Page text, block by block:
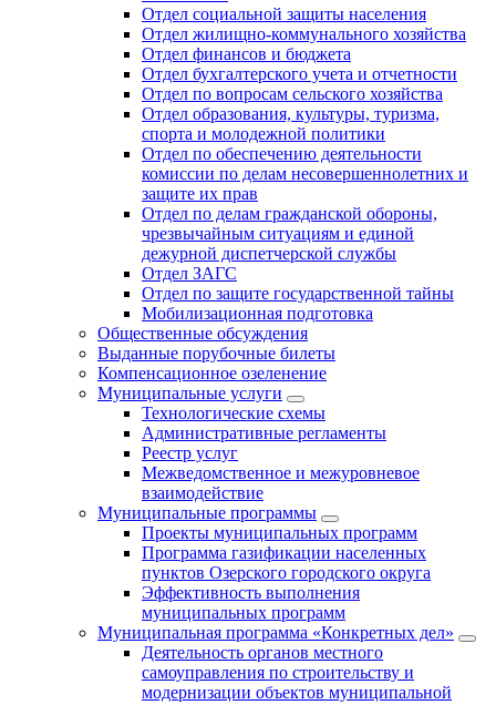
Отдел социальной защиты населения
Отдел жилищно-коммунального хозяйства
Отдел финансов и бюджета
Отдел бухгалтерского учета и отчетности
Отдел по вопросам сельского хозяйства
Отдел образования, культуры, туризма,
спорта и молодежной политики
Отдел по обеспечению деятельности
комиссии по делам несовершеннолетних и
защите их прав
Отдел по делам гражданской обороны,
чрезвычайным ситуациям и единой
дежурной диспетчерской службы
Отдел ЗАГС
Отдел по защите государственной тайны
Мобилизационная подготовка
Общественные обсуждения
Выданные порубочные билеты
Компенсационное озеленение
Муниципальные услуги
Технологические схемы
Административные регламенты
Реестр услуг
Межведомственное и межуровневое
взаимодействие
Муниципальные программы
Проекты муниципальных программ
Программа газификации населенных
пунктов Озерского городского округа
Эффективность выполнения
муниципальных программ
Муниципальная программа «Конкретных дел»
Деятельность органов местного
самоуправления по строительству и
модернизации объектов муниципальной